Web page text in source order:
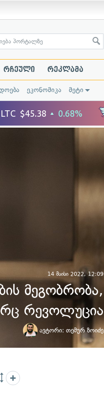
რჩეული რეკლამა
ეკონომიკა მეტი
14 მაისი 2022, 12:09
მეგობრობა,
რევოლუცია
ავტორი: თემურ ზოიძე